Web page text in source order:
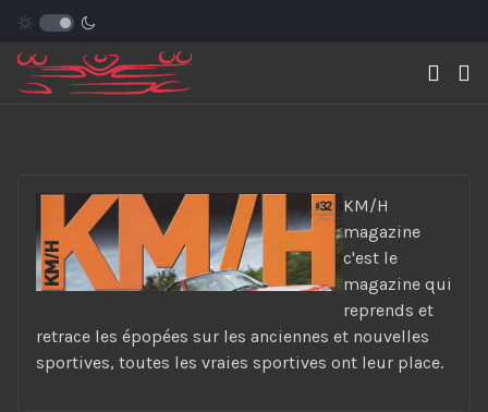
KM/H
magazine
c'est le
magazine qui
reprends et
retrace les épopées sur les anciennes et nouvelles
sportives, toutes les vraies sportives ont leur place.